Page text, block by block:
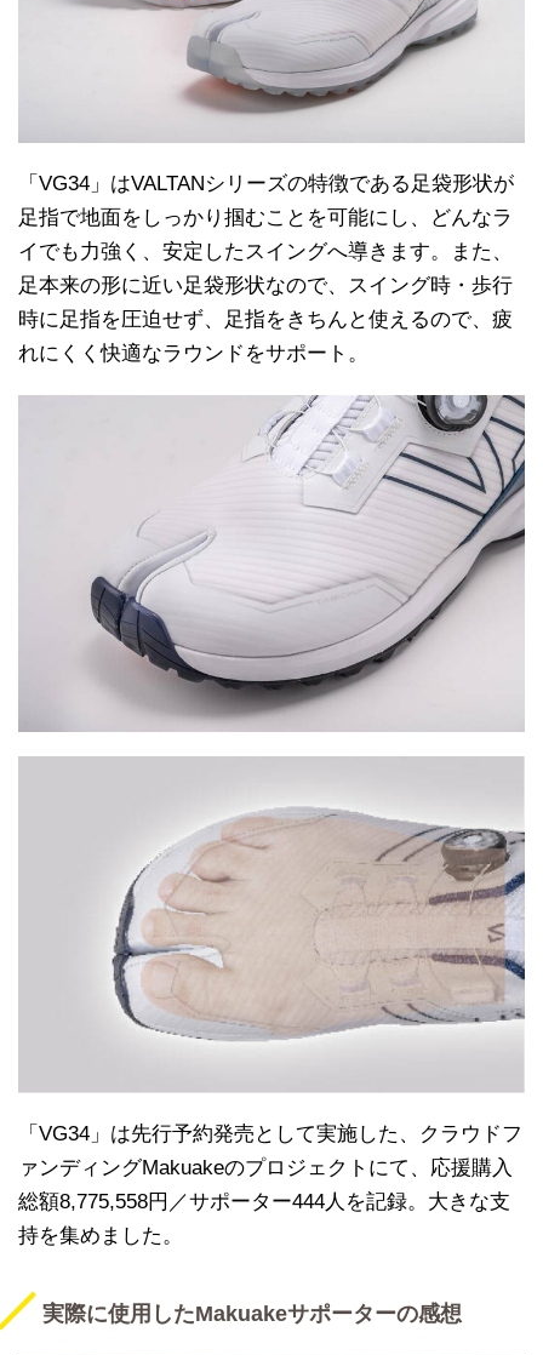
「VG34」はVALTANシリーズの特徴である足袋形状が
足指で地面をしっかり掴むことを可能にし、どんなラ
イでも力強く、安定したスイングへ導きます。また、
足本来の形に近い足袋形状なので、スイング時・歩行
時に足指を圧迫せず、足指をきちんと使えるので、疲
れにくく快適なラウンドをサポート。
「VG34」は先行予約発売として実施した、クラウドフ
ァンディングMakuakeのプロジェクトにて、応援購入
総額8,775,558円／サポーター444人を記録。大きな支
持を集めました。
実際に使用したMakuakeサポーターの感想